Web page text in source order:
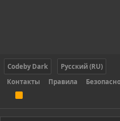
Codeby Dark
Русский (RU)
Контакты
Правила
S